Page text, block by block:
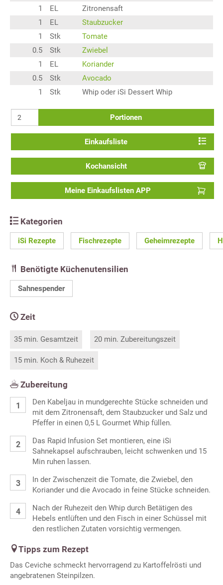
1
EL
Zitronensaft
1
EL
Staubzucker
1
Stk
Tomate
0.5
Stk
Zwiebel
1
EL
Koriander
0.5
Stk
Avocado
1
Stk Whip oder iSi Dessert Whip
Portionen
Einkaufsliste
Kochansicht
Meine Einkaufslisten APP
Kategorien
iSi Rezepte Fischrezepte Geheimrezepte
Benötigte Küchenutensilien
Sahnespender
Zeit
35 min. Gesamtzeit 20 min. Zubereitungszeit
15 min. Koch & Ruhezeit
Zubereitung
Den Kabeljau in mundgerechte Stücke schneiden und
mit dem Zitronensaft, dem Staubzucker und Salz und
Pfeffer in einen 0,5 L Gourmet Whip füllen.
Das Rapid Infusion Set montieren, eine iSi
Sahnekapsel aufschrauben, leicht schwenken und 15
Min ruhen lassen.
In der Zwischenzeit die Tomate, die Zwiebel, den
Koriander und die Avocado in feine Stücke schneiden.
Nach der Ruhezeit den Whip durch Betätigen des
Hebels entlüften und den Fisch in einer Schüssel mit
den restlichen Zutaten vorsichtig vermengen.
Tipps zum Rezept
Das Ceviche schmeckt hervorragend zu Kartoffelrösti und
angebratenen Steinpilzen.